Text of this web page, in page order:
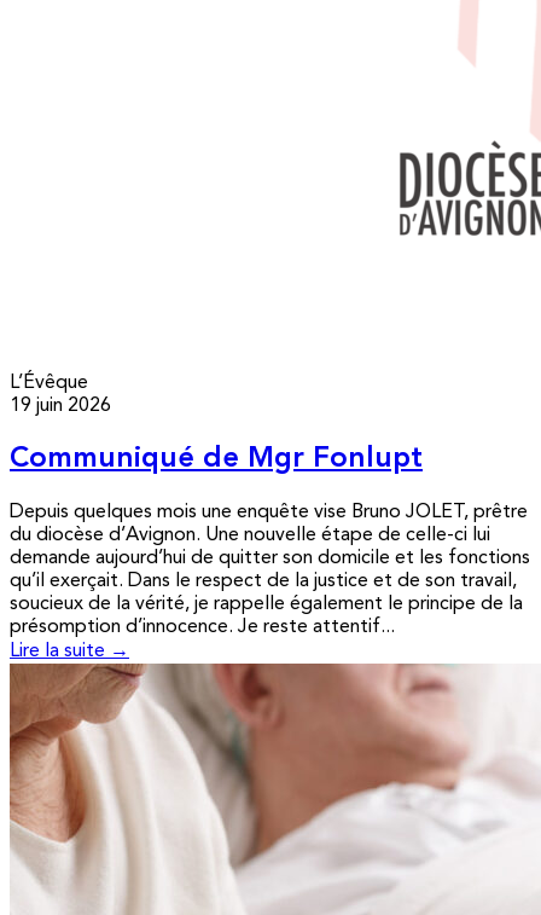
L’Évêque
19 juin 2026
Communiqué de Mgr Fonlupt
Depuis quelques mois une enquête vise Bruno JOLET, prêtre
du diocèse d’Avignon. Une nouvelle étape de celle-ci lui
demande aujourd’hui de quitter son domicile et les fonctions
qu’il exerçait. Dans le respect de la justice et de son travail,
soucieux de la vérité, je rappelle également le principe de la
présomption d’innocence. Je reste attentif...
Lire la suite →